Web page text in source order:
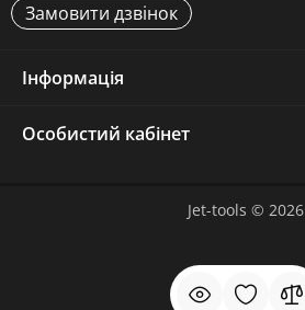
Замовити дзвінок
Інформація
Особистий кабінет
Jet-tools © 2026